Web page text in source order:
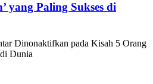
yang Paling Sukses di
Dinonaktifkan pada Kisah 5 Orang
Dunia